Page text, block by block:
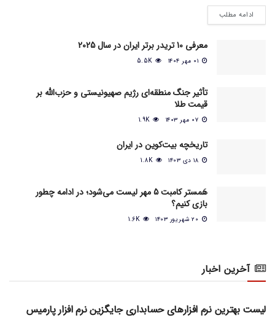
ادامه مطلب
معرفی 10 تریدر برتر ایران در سال 2025
5.5K
تأثیر جنگ منطقه‌ای رژیم صهیونیستی و حزب‌الله بر
قیمت طلا
1.9K
تاریخچه بیت‌کوین در ایران
1.8K
هَمستر کامبت 5 مهر لیست می‌شود؛ در ادامه چطور
بازی کنیم؟
1.6K
آخرین اخبار
اخبار عمومی بازار
لیست بهترین نرم افزارهای حسابداری جایگزین نرم افزار پارمیس